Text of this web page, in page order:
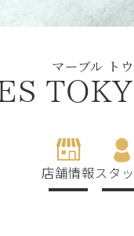
マーブル ト
店舗情報スタ